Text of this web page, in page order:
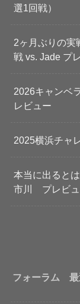
選1回戦）
2ヶ月ぶりの実
戦 vs. Jade プ
2026キャンベ
レビュー
2025横浜チャ
本当に出ると
市川 プレビ
フォーラム 最